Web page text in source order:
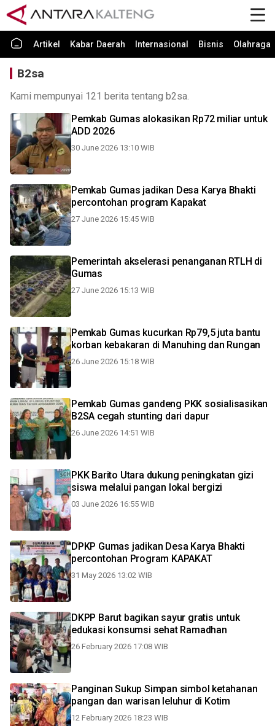
Artikel Kabar Daerah Internasional Bisnis Olahraga
B2sa
Kami mempunyai 121 berita tentang b2sa.
Pemkab Gumas alokasikan Rp72 miliar untuk
ADD 2026
30 June 2026 13:10 WIB
Pemkab Gumas jadikan Desa Karya Bhakti
percontohan program Kapakat
27 June 2026 15:45 WIB
Pemerintah akselerasi penanganan RTLH di
Gumas
27 June 2026 15:13 WIB
Pemkab Gumas kucurkan Rp79,5 juta bantu
korban kebakaran di Manuhing dan Rungan
26 June 2026 15:18 WIB
Pemkab Gumas gandeng PKK sosialisasikan
B2SA cegah stunting dari dapur
26 June 2026 14:51 WIB
PKK Barito Utara dukung peningkatan gizi
siswa melalui pangan lokal bergizi
03 June 2026 16:55 WIB
DPKP Gumas jadikan Desa Karya Bhakti
percontohan Program KAPAKAT
31 May 2026 13:02 WIB
DKPP Barut bagikan sayur gratis untuk
edukasi konsumsi sehat Ramadhan
26 February 2026 17:08 WIB
Panginan Sukup Simpan simbol ketahanan
pangan dan warisan leluhur di Kotim
12 February 2026 18:23 WIB